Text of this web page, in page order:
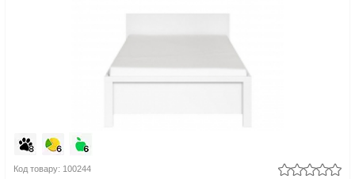
Код товару: 100244